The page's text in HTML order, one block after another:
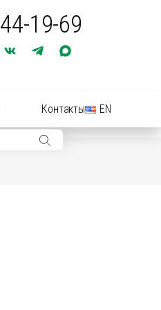
19-69
Контакты EN